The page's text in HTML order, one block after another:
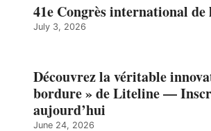
41e Congrès international
July 3, 2026
Découvrez la véritable
bordure » de Liteline —
aujourd’hui
June 24, 2026